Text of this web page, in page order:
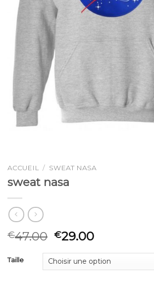
ACCUEIL / SWEAT NASA
sweat nasa
€47.00 €29.00
Taille